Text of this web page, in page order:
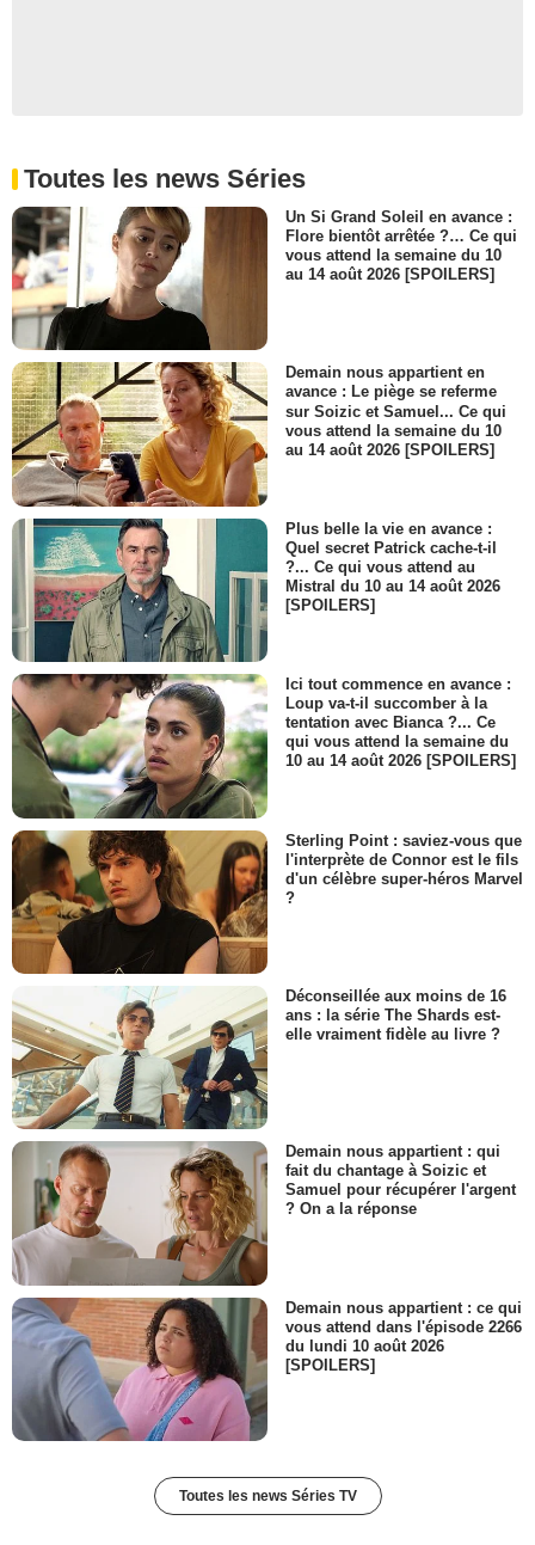
Toutes les news Séries
Un Si Grand Soleil en avance :
Flore bientôt arrêtée ?… Ce qui
vous attend la semaine du 10
au 14 août 2026 [SPOILERS]
Demain nous appartient en
avance : Le piège se referme
sur Soizic et Samuel... Ce qui
vous attend la semaine du 10
au 14 août 2026 [SPOILERS]
Plus belle la vie en avance :
Quel secret Patrick cache-t-il
?... Ce qui vous attend au
Mistral du 10 au 14 août 2026
[SPOILERS]
Ici tout commence en avance :
Loup va-t-il succomber à la
tentation avec Bianca ?... Ce
qui vous attend la semaine du
10 au 14 août 2026 [SPOILERS]
Sterling Point : saviez-vous que
l'interprète de Connor est le fils
d'un célèbre super-héros Marvel
?
Déconseillée aux moins de 16
ans : la série The Shards est-
elle vraiment fidèle au livre ?
Demain nous appartient : qui
fait du chantage à Soizic et
Samuel pour récupérer l'argent
? On a la réponse
Demain nous appartient : ce qui
vous attend dans l'épisode 2266
du lundi 10 août 2026
[SPOILERS]
Toutes les news Séries TV